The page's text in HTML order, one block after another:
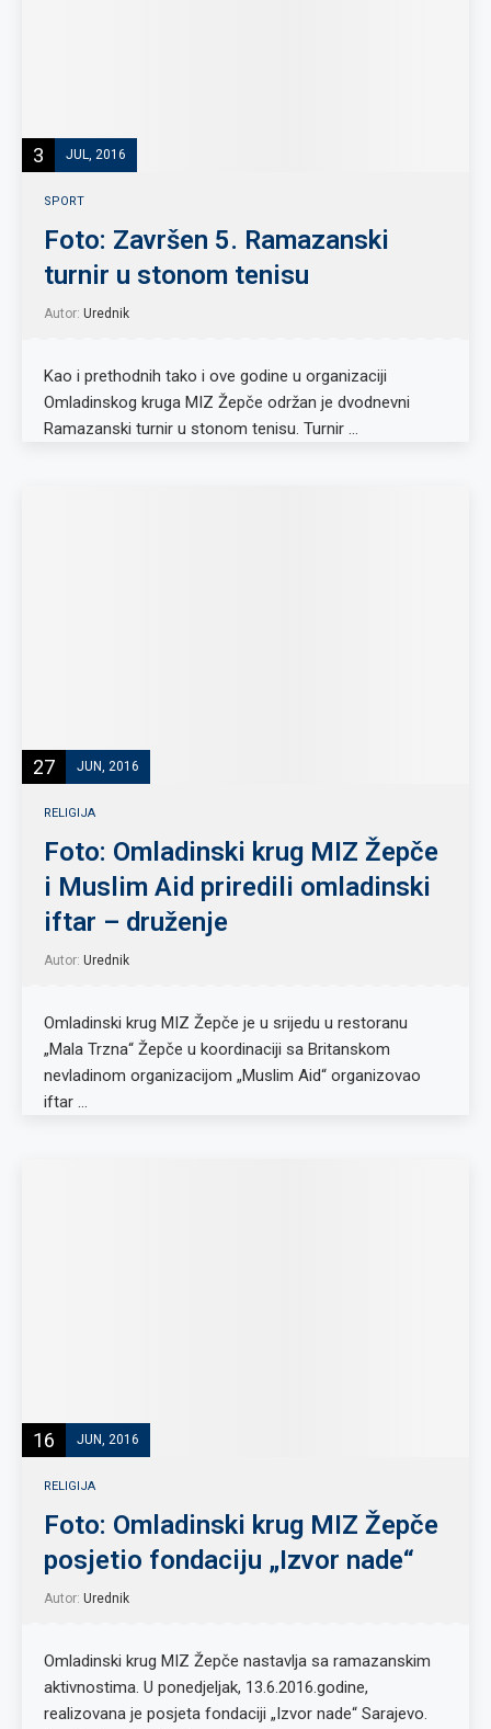
3 JUL, 2016
SPORT
Foto: Završen 5. Ramazanski
turnir u stonom tenisu
Autor: Urednik
Kao i prethodnih tako i ove godine u organizaciji
Omladinskog kruga MIZ Žepče održan je dvodnevni
Ramazanski turnir u stonom tenisu. Turnir …
27 JUN, 2016
RELIGIJA
Foto: Omladinski krug MIZ Žepče
i Muslim Aid priredili omladinski
iftar – druženje
Autor: Urednik
Omladinski krug MIZ Žepče je u srijedu u restoranu
„Mala Trzna“ Žepče u koordinaciji sa Britanskom
nevladinom organizacijom „Muslim Aid“ organizovao
iftar …
16 JUN, 2016
RELIGIJA
Foto: Omladinski krug MIZ Žepče
posjetio fondaciju „Izvor nade“
Autor: Urednik
Omladinski krug MIZ Žepče nastavlja sa ramazanskim
aktivnostima. U ponedjeljak, 13.6.2016.godine,
realizovana je posjeta fondaciji „Izvor nade“ Sarajevo.